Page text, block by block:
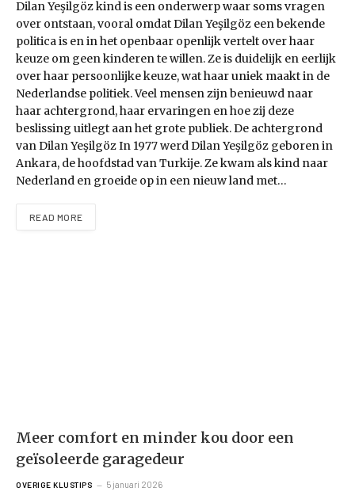
Dilan Yeşilgöz kind is een onderwerp waar soms vragen
over ontstaan, vooral omdat Dilan Yeşilgöz een bekende
politica is en in het openbaar openlijk vertelt over haar
keuze om geen kinderen te willen. Ze is duidelijk en eerlijk
over haar persoonlijke keuze, wat haar uniek maakt in de
Nederlandse politiek. Veel mensen zijn benieuwd naar
haar achtergrond, haar ervaringen en hoe zij deze
beslissing uitlegt aan het grote publiek. De achtergrond
van Dilan Yeşilgöz In 1977 werd Dilan Yeşilgöz geboren in
Ankara, de hoofdstad van Turkije. Ze kwam als kind naar
Nederland en groeide op in een nieuw land met…
READ MORE
Meer comfort en minder kou door een
geïsoleerde garagedeur
OVERIGE KLUSTIPS 5 januari 2026